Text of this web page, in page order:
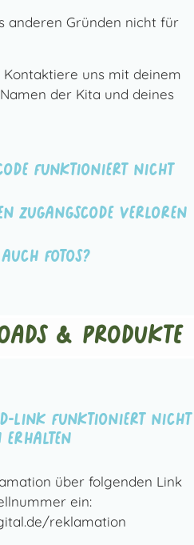
anderen Gründen nicht für
Kontaktiere uns mit deinem
der Kita und deines
funktioniert nicht
Zugangscode verloren
Fotos?
& Produkte
Link funktioniert nicht
erhalten
über folgenden Link
ein:
reklamation